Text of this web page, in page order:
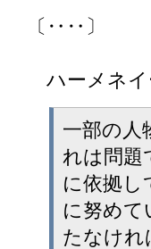
〔‥‥〕
ハーメネイ
一部の人
れは問題
に依拠し
に努めて
たなけれ